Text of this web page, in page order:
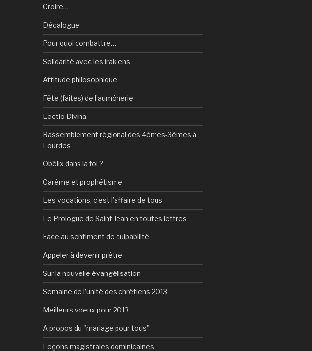
Croire…
Décalogue
Pour quoi combattre…
Solidarité avec les irakiens
Attitude philosophique
Fête (faites) de l’aumônerie
Lectio Divina
Rassemblement régional des 4èmes-3èmes à
Lourdes
Obélix dans la foi ?
Carême et prophétisme
Les vocations, c’est l’affaire de tous
Le Prologue de Saint Jean en toutes lettres
Face au sentiment de culpabilité
Appeler à devenir prêtre
Sur la nouvelle évangélisation
Semaine de l’unité des chrétiens 2013
Meilleurs voeux pour 2013
A propos du "mariage pour tous"
Leçons magistrales dominicaines